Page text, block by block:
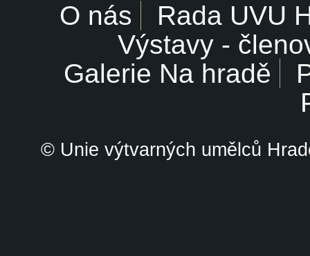
O nás
Rada UVU
Výstavy -
Galerie Na hradě
© Unie výtvarných umělců